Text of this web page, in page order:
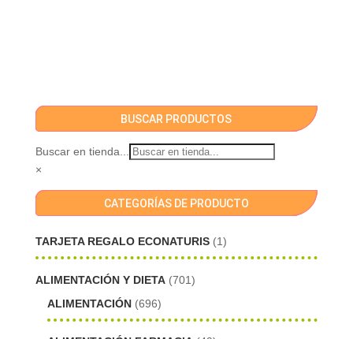
BUSCAR PRODUCTOS
Buscar en tienda...
×
CATEGORÍAS DE PRODUCTO
TARJETA REGALO ECONATURIS (1)
ALIMENTACIÓN Y DIETA (701)
ALIMENTACIÓN (696)